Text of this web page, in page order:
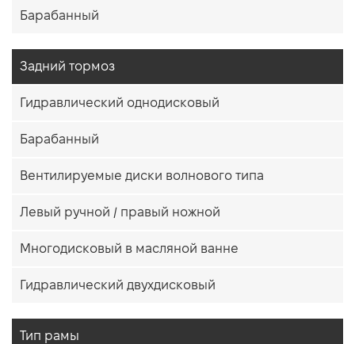
Барабанный
Задний тормоз
Гидравлический однодисковый
Барабанный
Вентилируемые диски волнового типа
Левый ручной / правый ножной
Многодисковый в масляной ванне
Гидравлический двухдисковый
Тип рамы